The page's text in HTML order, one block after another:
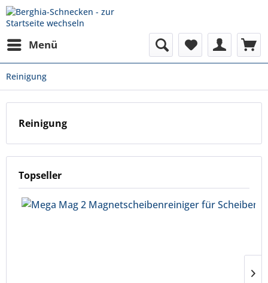
Menü
Reinigung
Reinigung
Topseller